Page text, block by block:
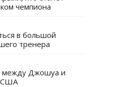
чемпиона
в большой
тренера
между Джошуа и
США